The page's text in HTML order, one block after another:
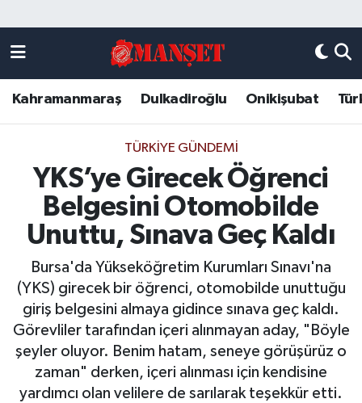
Kahramanmaraş Dulkadiroğlu Onikişubat
TÜRKIYE GÜNDEMI
YKS’ye Girecek Öğrenci
Belgesini Otomobilde
Unuttu, Sınava Geç Kaldı
Bursa'da Yükseköğretim Kurumları Sınavı'na
(YKS) girecek bir öğrenci, otomobilde unuttuğu
giriş belgesini almaya gidince sınava geç kaldı.
Görevliler tarafından içeri alınmayan aday, "Böyle
şeyler oluyor. Benim hatam, seneye görüşürüz o
zaman" derken, içeri alınması için kendisine
yardımcı olan velilere de sarılarak teşekkür etti.
DULKADİROĞLU
KAHRAMANMARAŞ
ONİKİŞUBAT
ÖZEL HABER
Künye
Kahramanmaraş Nöbetçi Eczaneler
Kahramanmaraş Hava Durumu
Kahramanmaraş Trafik Yoğunluk Haritası
Süper Lig Puan Durumu ve Fikstür
Tüm Manşetler
Son Dakika Haberleri
Haber Arşivi